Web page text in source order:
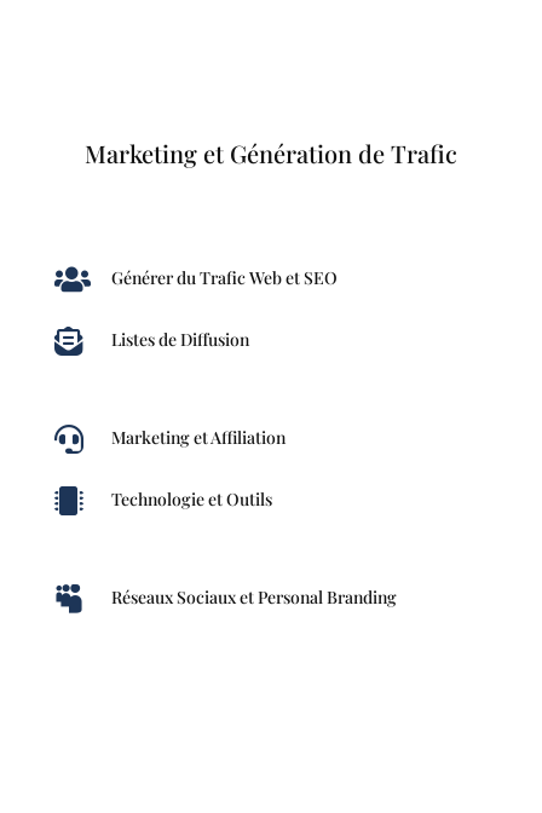
Marketing et Génération de Trafic
 Générer du Trafic Web et SEO
 Listes de Diffusion
 Marketing et Affiliation
 Technologie et Outils
 Réseaux Sociaux et Personal Branding